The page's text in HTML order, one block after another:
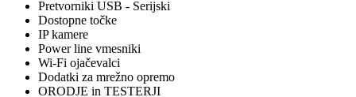
Pretvorniki USB - Serijski
Dostopne točke
IP kamere
Power line vmesniki
Wi-Fi ojačevalci
Dodatki za mrežno opremo
ORODJE in TESTERJI